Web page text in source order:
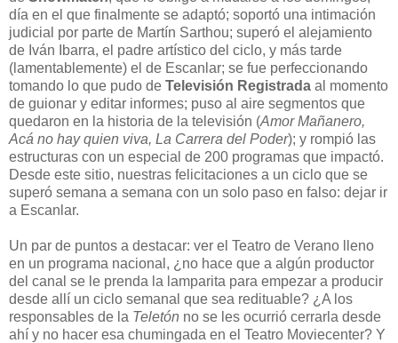
día en el que finalmente se adaptó; soportó una intimación
judicial por parte de Martín Sarthou; superó el alejamiento
de Iván Ibarra, el padre artístico del ciclo, y más tarde
(lamentablemente) el de Escanlar; se fue perfeccionando
tomando lo que pudo de Televisión Registrada al momento
de guionar y editar informes; puso al aire segmentos que
quedaron en la historia de la televisión (Amor Mañanero,
Acá no hay quien viva, La Carrera del Poder); y rompió las
estructuras con un especial de 200 programas que impactó.
Desde este sitio, nuestras felicitaciones a un ciclo que se
superó semana a semana con un solo paso en falso: dejar ir
a Escanlar.
Un par de puntos a destacar: ver el Teatro de Verano lleno
en un programa nacional, ¿no hace que a algún productor
del canal se le prenda la lamparita para empezar a producir
desde allí un ciclo semanal que sea redituable? ¿A los
responsables de la Teletón no se les ocurrió cerrarla desde
ahí y no hacer esa chumingada en el Teatro Moviecenter? Y